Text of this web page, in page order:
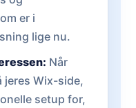
er i
lige nu.
Når
jeres Wix-side,
setup for,